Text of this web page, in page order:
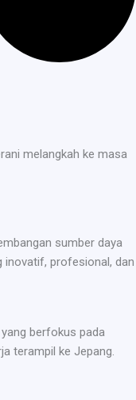
melangkah ke masa
sumber daya
inovatif, profesional, dan
berfokus pada
terampil ke Jepang.